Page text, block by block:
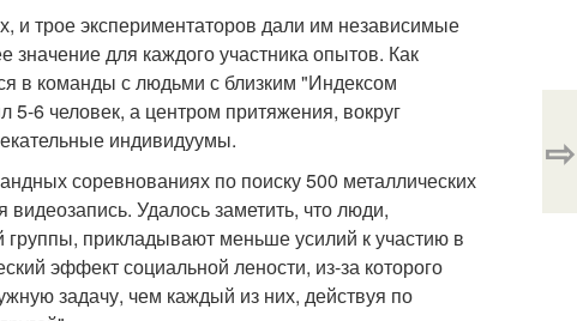
трое экспериментаторов дали им независимые
значение для каждого участника опытов. Как
в команды с людьми с близким "Индексом
5-6 человек, а центром притяжения, вокруг
индивидуумы.
соревнованиях по поиску 500 металлических
Удалось заметить, что люди,
прикладывают меньше усилий к участию в
эффект социальной лености, из-за которого
задачу, чем каждый из них, действуя по
⇨